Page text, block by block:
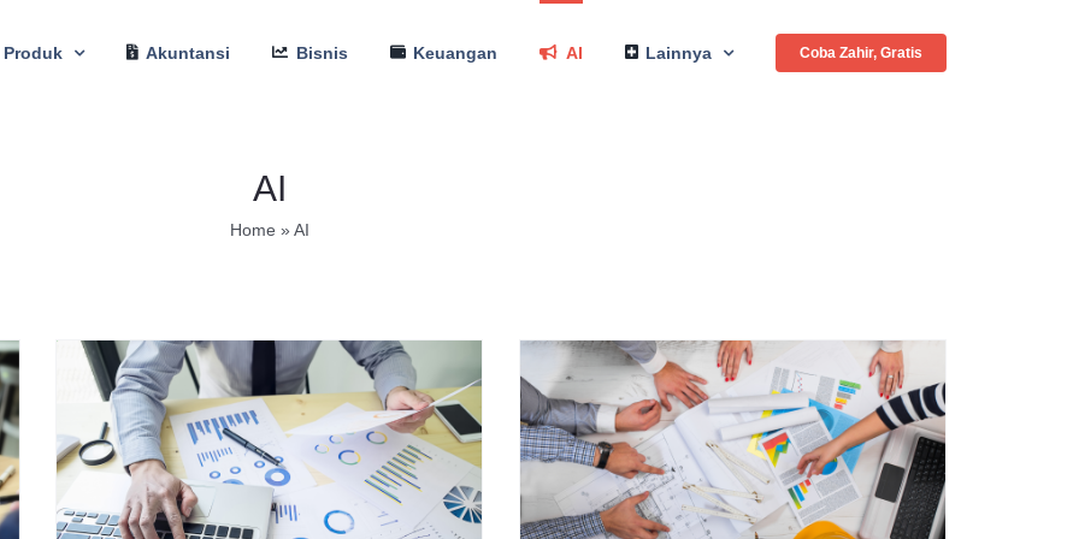
Produk Akuntansi Bisnis Keuangan AI Lainnya Coba Zahir, Gratis
AI
Home »AI